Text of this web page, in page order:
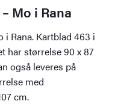
Mo i Rana
Rana. Kartblad 463 i
har størrelse 90 x 87
også leveres på
med
cm.